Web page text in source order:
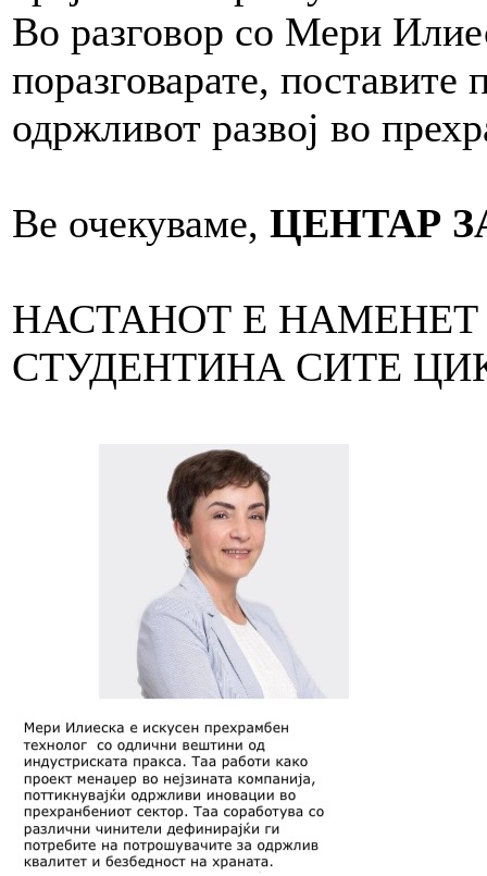
Во разговор со Мери
поразговарате,
одржливот развој во
Ве очекуваме, ЦЕНТАР
НАСТАНОТ Е НАМЕНЕТ
СТУДЕНТИНА СИТЕ